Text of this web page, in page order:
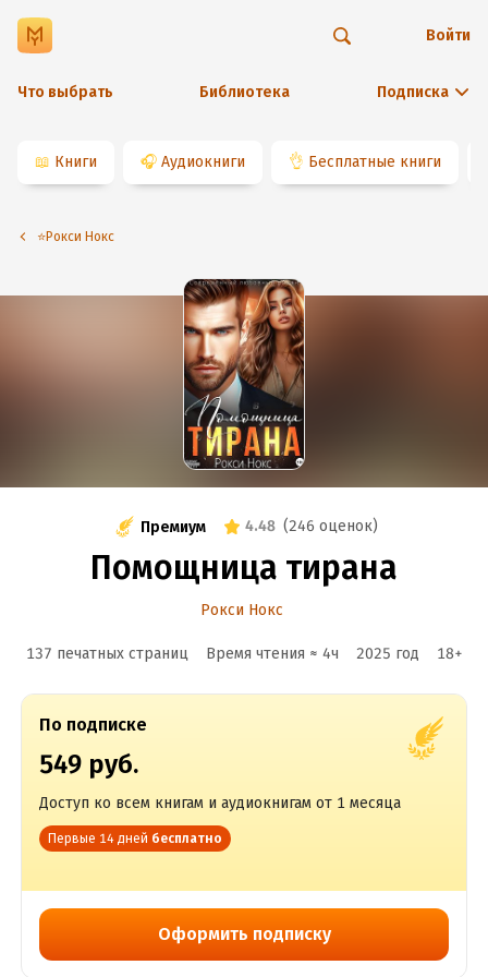
Что выбрать Библиотека Подписка
Войти
📖 Книги 🎧 Аудиокниги 👌 Бесплатные книги
⭐️Рокси Нокс
Премиум 4.48 (246 оценок)
Помощница тирана
Рокси Нокс
137 печатных страниц Время чтения ≈ 4ч 2025 год 18+
По подписке
549 руб.
Доступ ко всем книгам и аудиокнигам от 1 месяца
Первые 14 дней бесплатно
Оформить подписку